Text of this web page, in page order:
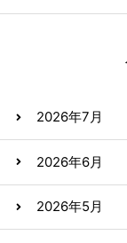
2026年7月
2026年6月
2026年5月